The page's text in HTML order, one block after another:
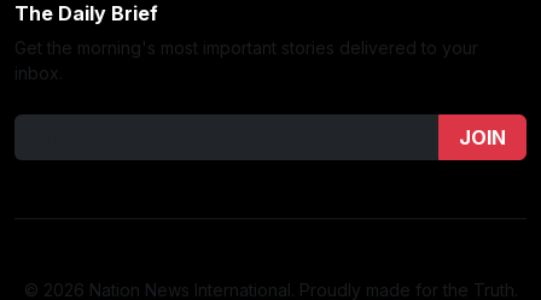
The Daily Brief
Get the morning's most important stories delivered to your
inbox.
JOIN
© 2026 Nation News International. Proudly made for the Truth.